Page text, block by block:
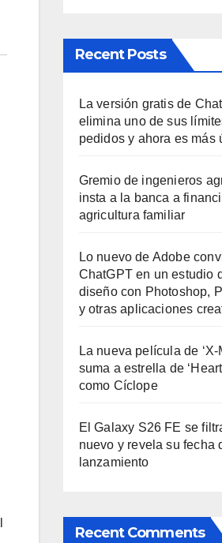
Recent Posts
La versión gratis de
elimina uno de sus
pedidos y ahora es más
Gremio de ingenieros
insta a la banca a
agricultura familiar
Lo nuevo de Adobe
ChatGPT en un estudio
diseño con Photoshop,
y otras aplicaciones
La nueva película de ‘X-
suma a estrella de
como Cíclope
El Galaxy S26 FE se
nuevo y revela su fecha
lanzamiento
Recent Comments